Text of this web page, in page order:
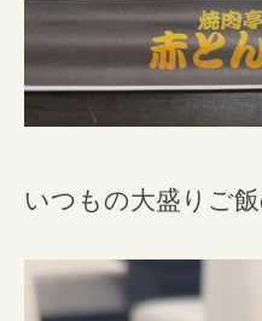
いつもの大盛りご飯